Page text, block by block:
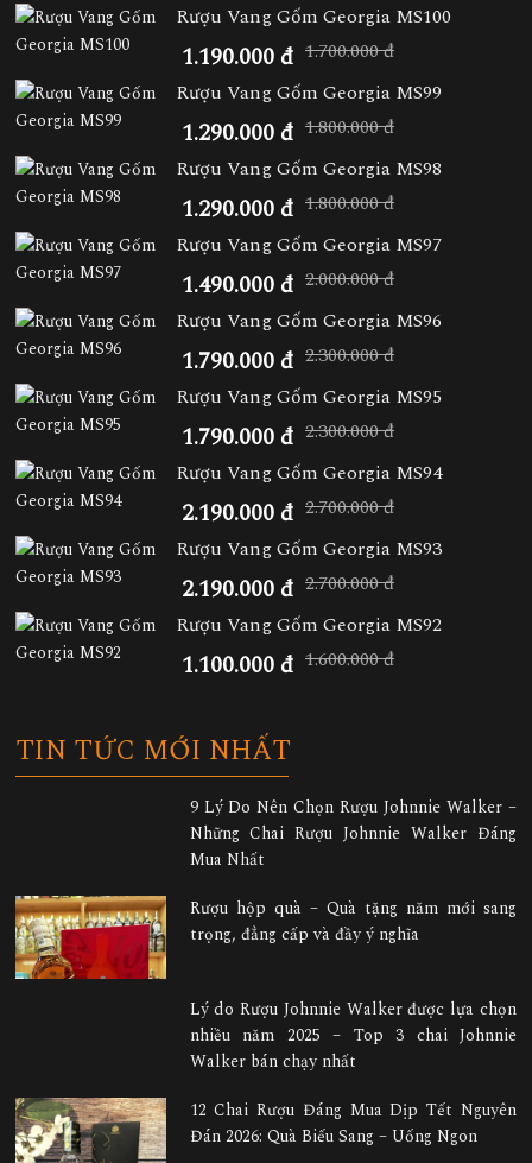
Rượu Vang Gốm Georgia MS100
1.190.000 đ 1.700.000 đ
Rượu Vang Gốm Georgia MS99
1.290.000 đ 1.800.000 đ
Rượu Vang Gốm Georgia MS98
1.290.000 đ 1.800.000 đ
Rượu Vang Gốm Georgia MS97
1.490.000 đ 2.000.000 đ
Rượu Vang Gốm Georgia MS96
1.790.000 đ 2.300.000 đ
Rượu Vang Gốm Georgia MS95
1.790.000 đ 2.300.000 đ
Rượu Vang Gốm Georgia MS94
2.190.000 đ 2.700.000 đ
Rượu Vang Gốm Georgia MS93
2.190.000 đ 2.700.000 đ
Rượu Vang Gốm Georgia MS92
1.100.000 đ 1.600.000 đ
TIN TỨC MỚI NHẤT
9 Lý Do Nên Chọn Rượu Johnnie Walker –
Những Chai Rượu Johnnie Walker Đáng
Mua Nhất
Rượu hộp quà – Quà tặng năm mới sang
trọng, đẳng cấp và đầy ý nghĩa
Lý do Rượu Johnnie Walker được lựa chọn
nhiều năm 2025 – Top 3 chai Johnnie
Walker bán chạy nhất
12 Chai Rượu Đáng Mua Dịp Tết Nguyên
Đán 2026: Quà Biếu Sang – Uống Ngon